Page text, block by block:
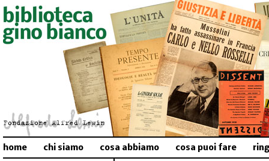
home chi siamo cosa abbiamo cosa puoi fare